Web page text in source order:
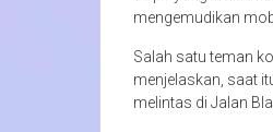
mengemudikan
Salah satu teman
menjelaskan, saat
melintas di Jalan